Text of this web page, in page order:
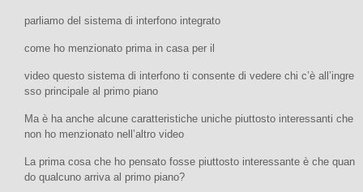
parliamo del sistema di interfono integrato
come ho menzionato prima in casa per il
video questo sistema di interfono ti consente di vedere chi c’è all’ingre
sso principale al primo piano
Ma è ha anche alcune caratteristiche uniche piuttosto interessanti che
non ho menzionato nell’altro video
La prima cosa che ho pensato fosse piuttosto interessante è che quan
do qualcuno arriva al primo piano?